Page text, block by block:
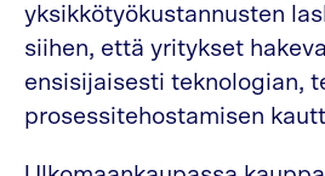
yksikkötyökustannusten
siihen, että yritykset
ensisijaisesti teknologian,
prosessitehostamisen